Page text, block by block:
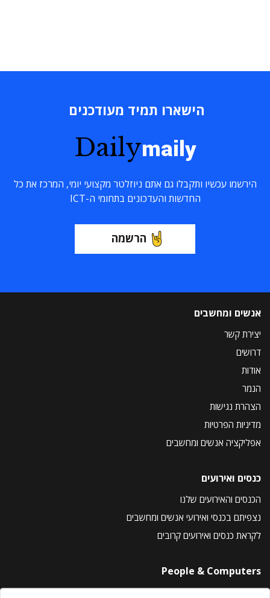
הישארו תמיד מעודכנים
Dailymaily
הירשמו עכשיו ותקבלו גם אתם ניוזלטר מקצועי יומי, המרכז את כל
החדשות והעדכונים בתחומי ה-ICT
הרשמה
אנשים ומחשבים
יצירת קשר
דרושים
אודות
הנמר
הצהרת נגישות
מדיניות הפרטיות
אפליקציה אנשים ומחשבים
כנסים ואירועים
הכנסים והאירועים שלנו
נצפיתם בכנסי ואירועי אנשים ומחשבים
לקראת כנסים ואירועים קרובים
People & Computers
About Us